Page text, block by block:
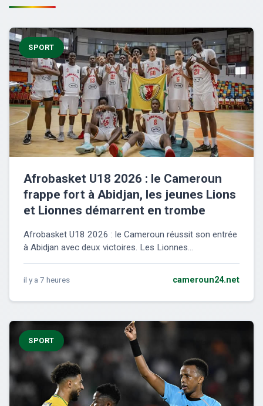
SPORT
Afrobasket U18 2026 : le Cameroun
frappe fort à Abidjan, les jeunes Lions
et Lionnes démarrent en trombe
Afrobasket U18 2026 : le Cameroun réussit son entrée
à Abidjan avec deux victoires. Les Lionnes...
il y a 7 heures cameroun24.net
SPORT